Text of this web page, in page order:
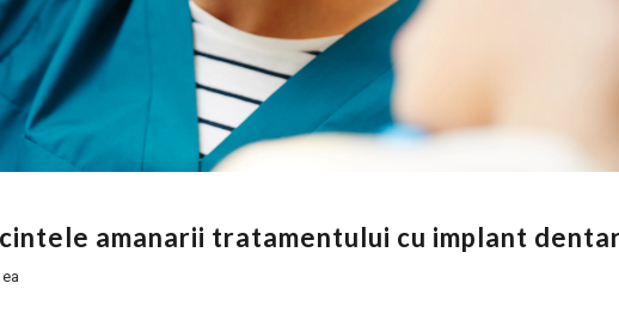
amanarii tratamentului cu implant